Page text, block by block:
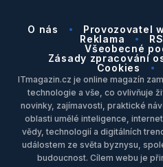
O nás Provozovatel
Reklama
Všeobecné
Zásady zpracování
Cookies
ITmagazin.cz je online magazín
technologie a vše, co ovlivňuje
novinky, zajímavosti, praktické
oblasti umělé inteligence,
vědy, technologií a digitálních
událostem ze světa byznysu,
budoucnost. Cílem webu je